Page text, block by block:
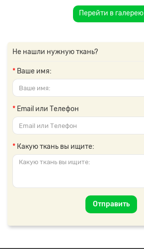
Перейти в галерею
Не нашли нужную ткань?
Ваше имя:
Email или Телефон
Какую ткань вы ищите:
Отправить